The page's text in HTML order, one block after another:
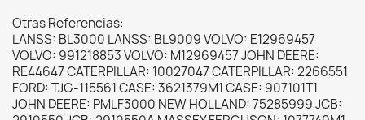
Otras Referencias:
LANSS: BL3000 LANSS: BL9009 VOLVO: E12969457
VOLVO: 991218853 VOLVO: M12969457 JOHN DEERE:
RE44647 CATERPILLAR: 10027047 CATERPILLAR: 2266551
FORD: TJG-115561 CASE: 3621379M1 CASE: 907101T1
JOHN DEERE: PMLF3000 NEW HOLLAND: 75285999 JCB: